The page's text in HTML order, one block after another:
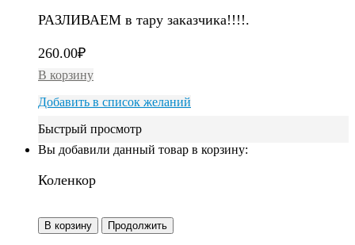
РАЗЛИВАЕМ в тару заказчика!!!!.
260.00₽
В корзину
Добавить в список желаний
Быстрый просмотр
Вы добавили данный товар в корзину:
Коленкор
В корзину Продолжить